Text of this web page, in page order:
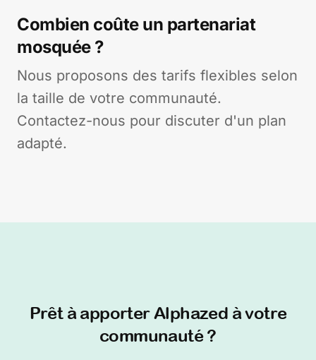
Combien coûte un partenariat
mosquée ?
Nous proposons des tarifs flexibles selon
la taille de votre communauté.
Contactez-nous pour discuter d'un plan
adapté.
Prêt à apporter Alphazed à votre
communauté ?